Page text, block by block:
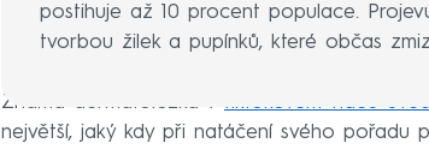
postihuje až 10 procent populace.
tvorbou žilek a pupínků, které občas
Známá dermatoložka v tiktokovém videu
největší, jaký kdy při natáčení svého pořadu